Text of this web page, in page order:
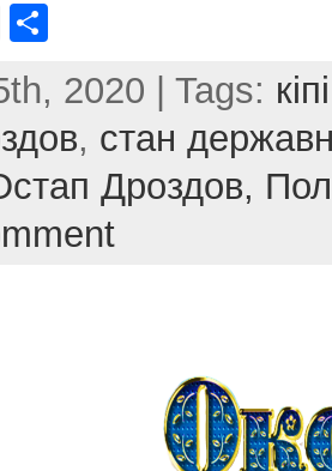
E
ai
l
ar
e
2020 | Tags:
, стан
Дроздов,